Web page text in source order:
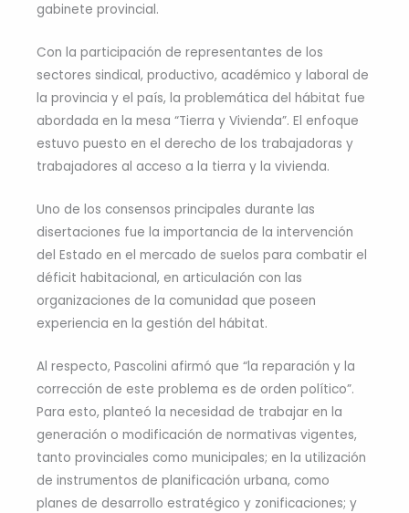
gabinete provincial.
Con la participación de representantes de los
sectores sindical, productivo, académico y laboral de
la provincia y el país, la problemática del hábitat fue
abordada en la mesa “Tierra y Vivienda”. El enfoque
estuvo puesto en el derecho de los trabajadoras y
trabajadores al acceso a la tierra y la vivienda.
Uno de los consensos principales durante las
disertaciones fue la importancia de la intervención
del Estado en el mercado de suelos para combatir el
déficit habitacional, en articulación con las
organizaciones de la comunidad que poseen
experiencia en la gestión del hábitat.
Al respecto, Pascolini afirmó que “la reparación y la
corrección de este problema es de orden político”.
Para esto, planteó la necesidad de trabajar en la
generación o modificación de normativas vigentes,
tanto provinciales como municipales; en la utilización
de instrumentos de planificación urbana, como
planes de desarrollo estratégico y zonificaciones; y